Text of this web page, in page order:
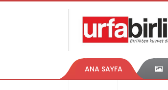
ANA SAYFA